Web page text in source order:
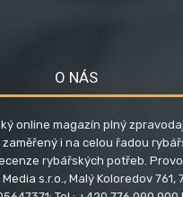
O NÁS
online magazín plný
i na celou řadou
rybářských potřeb.
s.r.o., Malý Koloredov 761,